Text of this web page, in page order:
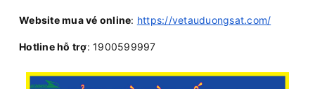
Website mua vé online: https://vetauduongsat.com/
Hotline hỗ trợ: 1900599997